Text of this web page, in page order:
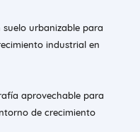
suelo urbanizable para
industrial en
aprovechable para
de crecimiento